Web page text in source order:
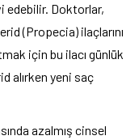
edebilir. Doktorlar,
(Propecia) ilaçlarını
için bu ilacı günlük
alırken yeni saç
azalmış cinsel